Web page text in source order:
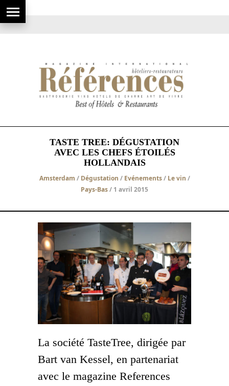
TASTE TREE: DÉGUSTATION
AVEC LES CHEFS ÉTOILÉS
HOLLANDAIS
Amsterdam / Dégustation / Evénements/ Le vin /
Pays-Bas/ 1 avril 2015
La société TasteTree, dirigée par
Bart van Kessel, en partenariat
avec le magazine References